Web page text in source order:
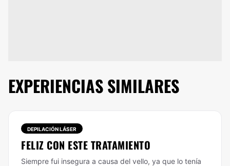
EXPERIENCIAS SIMILARES
DEPILACIÓN LÁSER
FELIZ CON ESTE TRATAMIENTO
Siempre fui insegura a causa del vello, ya que lo tenía